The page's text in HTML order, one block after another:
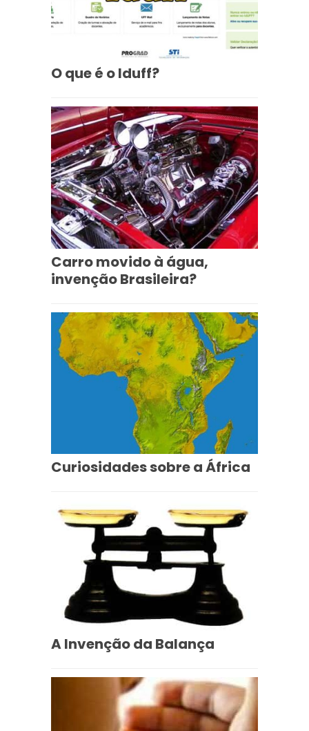
O que é o Iduff?
Carro movido à água,
invenção Brasileira?
Curiosidades sobre a África
A Invenção da Balança